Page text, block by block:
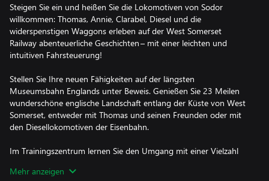
Steigen Sie ein und heißen Sie die Lokomotiven von Sodor
willkommen: Thomas, Annie, Clarabel, Diesel und die
widerspenstigen Waggons erleben auf der West Somerset
Railway abenteuerliche Geschichten – mit einer leichten und
intuitiven Fahrsteuerung!
Stellen Sie Ihre neuen Fähigkeiten auf der längsten
Museumsbahn Englands unter Beweis. Genießen Sie 23 Meilen
wunderschöne englische Landschaft entlang der Küste von West
Somerset, entweder mit Thomas und seinen Freunden oder mit
den Diesellokomotiven der Eisenbahn.
Im Trainingszentrum lernen Sie den Umgang mit einer Vielzahl
für Ihre lebenslange Liebe zum Zugfahren! Erweitern Sie Ihr
Mehr anzeigen